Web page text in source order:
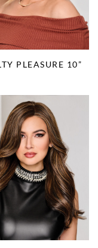
PLEASURE 10”